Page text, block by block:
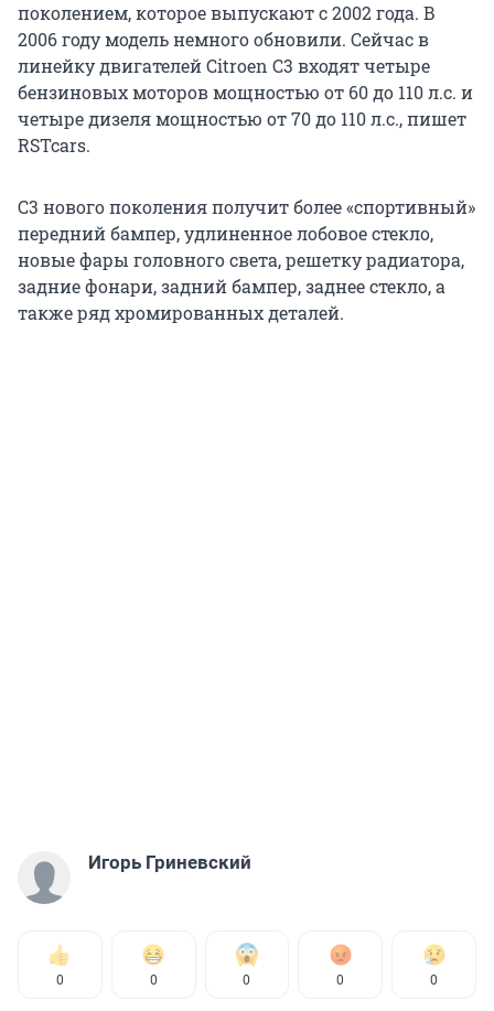
поколением, которое выпускают с 2002 года. В
2006 году модель немного обновили. Сейчас в
линейку двигателей Citroen C3 входят четыре
бензиновых моторов мощностью от 60 до 110 л.с. и
четыре дизеля мощностью от 70 до 110 л.с., пишет
RSTcars.
C3 нового поколения получит более «спортивный»
передний бампер, удлиненное лобовое стекло,
новые фары головного света, решетку радиатора,
задние фонари, задний бампер, заднее стекло, а
также ряд хромированных деталей.
Игорь Гриневский
0 0 0 0 0